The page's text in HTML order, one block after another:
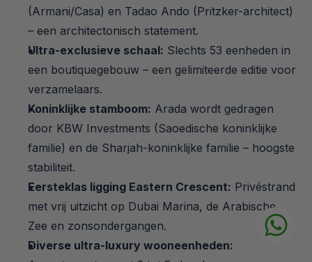
(Armani/Casa) en Tadao Ando (Pritzker-architect)
– een architectonisch statement.
Ultra-exclusieve schaal: Slechts 53 eenheden in
een boutiquegebouw – een gelimiteerde editie voor
verzamelaars.
Koninklijke stamboom: Arada wordt gedragen
door KBW Investments (Saoedische koninklijke
familie) en de Sharjah-koninklijke familie – hoogste
stabiliteit.
Eersteklas ligging Eastern Crescent: Privéstrand
met vrij uitzicht op Dubai Marina, de Arabische
Zee en zonsondergangen.
Diverse ultra-luxury wooneenheden: